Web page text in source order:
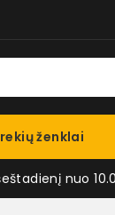
ženklai
nuo